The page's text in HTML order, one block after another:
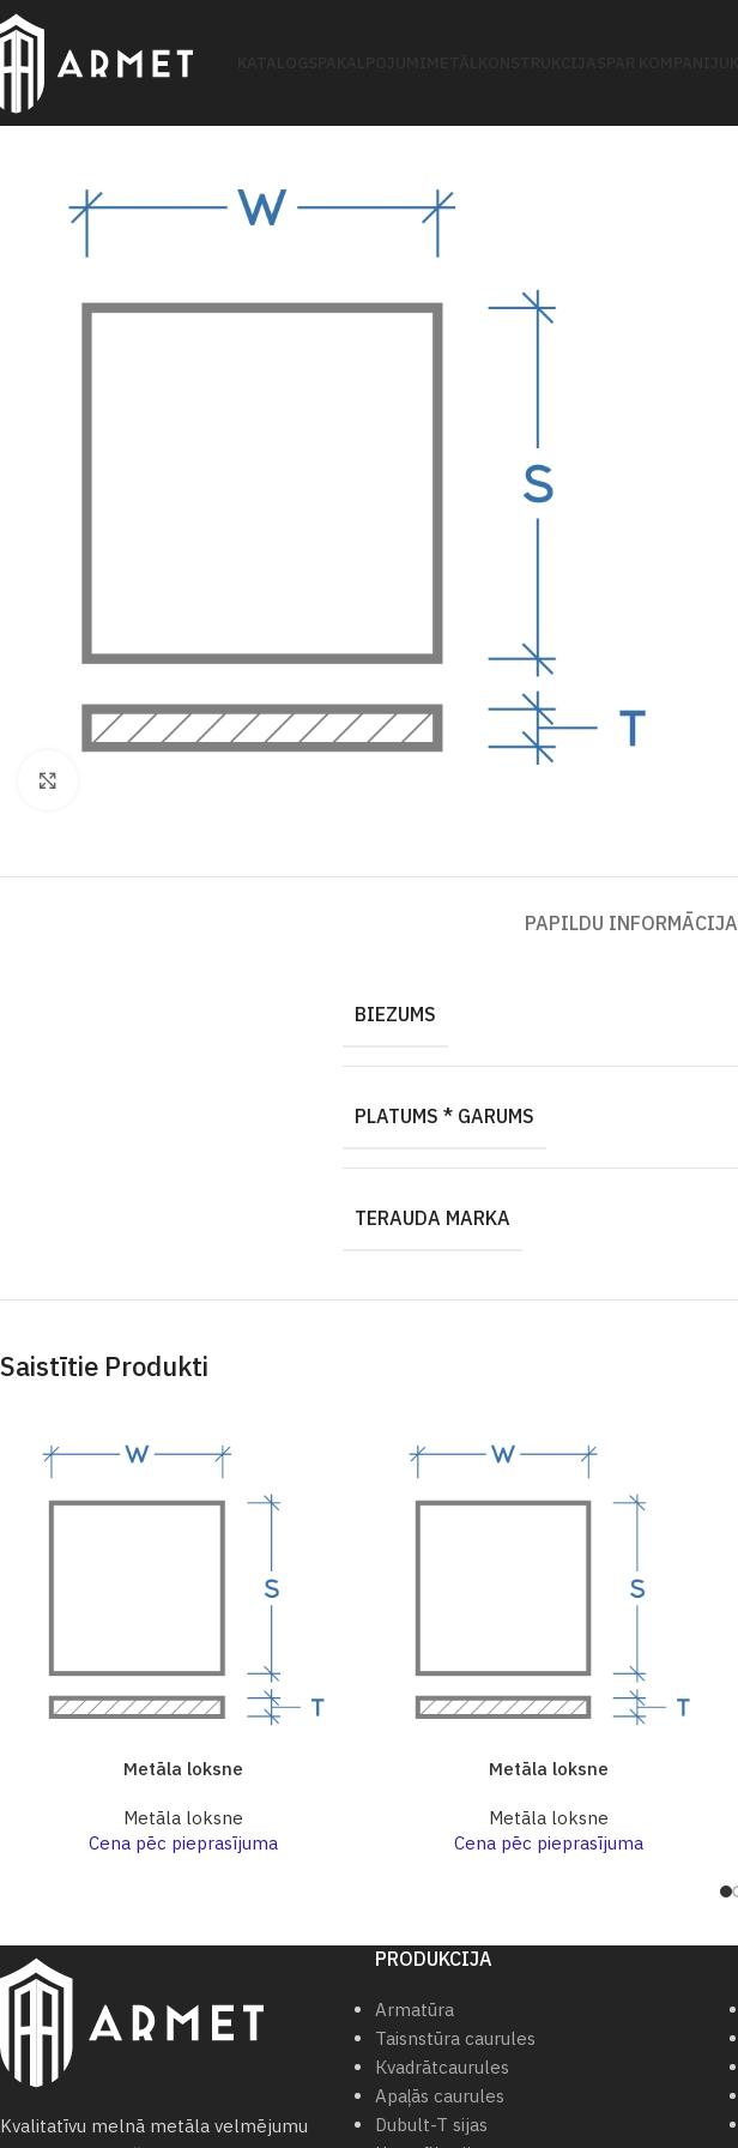
PAPILDU INFORMĀCIJA
BIEZUMS
PLATUMS * GARUMS
TERAUDA MARKA
Saistītie Produkti
Metāla loksne
Metāla loksne
Cena pēc pieprasījuma
Metāla loksne
Metāla loksne
Cena pēc pieprasījuma
Kvalitatīvu melnā metāla velmējumu
PRODUKCIJA
Armatūra
Taisnstūra caurules
Кvadrātcaurules
Apaļās caurules
Dubult-T sijas